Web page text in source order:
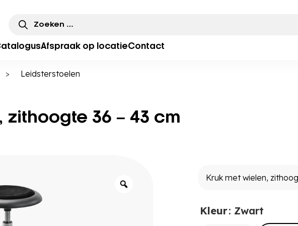
Zoeken
naar:
Afspraak op locatieContact
> Leidsterstoelen
zithoogte 36 – 43 cm
Kleur: Zwart